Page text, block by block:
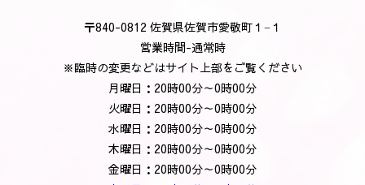
〒840-0812 佐賀県佐賀市愛敬町１−１
営業時間-通常時
※臨時の変更などはサイト上部をご覧ください
月曜日：20時00分～0時00分
火曜日：20時00分～0時00分
水曜日：20時00分～0時00分
木曜日：20時00分～0時00分
金曜日：20時00分～0時00分